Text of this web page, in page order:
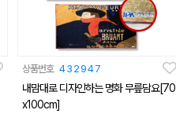
상품번호 432947
내맘대로 디자인하는 명화 무릎담요[70
x100cm]